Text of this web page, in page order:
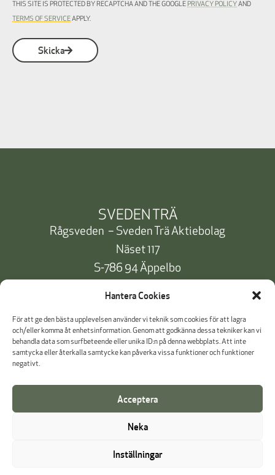
Hantera Cookies
För att ge den bästa upplevelsen använder vi teknik som cookies för att lagra
och/eller komma åt enhetsinformation. Genom att godkänna dessa tekniker kan vi
behandla data som surfbeteende eller unika ID:n på denna webbplats. Att inte
samtycka eller återkalla samtycke kan påverka vissa funktioner och funktioner
negativt.
Acceptera
Neka
Inställningar
THIS SITE IS PROTECTED BY RECAPTCHA AND THE GOOGLE PRIVACY POLICY AND
TERMS OF SERVICEAPPLY.
Skicka
SVEDEN TRÄ
Rågsveden – Sveden Trä Aktiebolag
Näset 117
S-786 94 Äppelbo